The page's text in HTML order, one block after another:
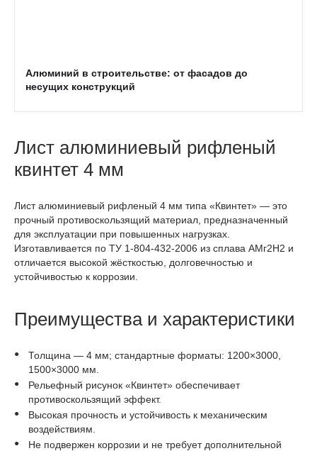
Алюминий в строительстве: от фасадов до
несущих конструкций
Лист алюминиевый рифленый
квинтет 4 мм
Лист алюминиевый рифленый 4 мм типа «Квинтет» — это
прочный противоскользящий материал, предназначенный
для эксплуатации при повышенных нагрузках.
Изготавливается по ТУ 1-804-432-2006 из сплава АМг2Н2 и
отличается высокой жёсткостью, долговечностью и
устойчивостью к коррозии.
Преимущества и характеристики
Толщина — 4 мм; стандартные форматы: 1200×3000,
1500×3000 мм.
Рельефный рисунок «Квинтет» обеспечивает
противоскользящий эффект.
Высокая прочность и устойчивость к механическим
воздействиям.
Не подвержен коррозии и не требует дополнительной